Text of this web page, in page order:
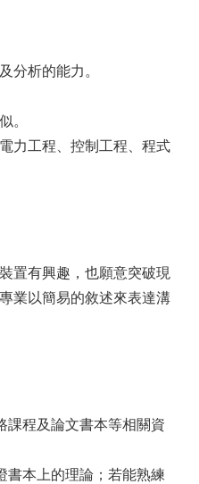
分析的能力。
。
力工程、控制工程、程式
置有興趣，也願意突破現
業以簡易的敘述來表達溝
課程及論文書本等相關資
書本上的理論；若能熟練